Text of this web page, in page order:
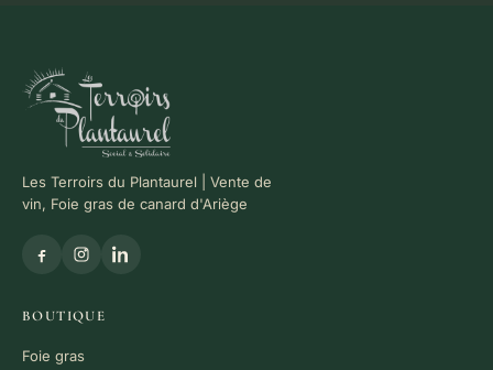
Les Terroirs du Plantaurel | Vente de
vin, Foie gras de canard d'Ariège
BOUTIQUE
Foie gras